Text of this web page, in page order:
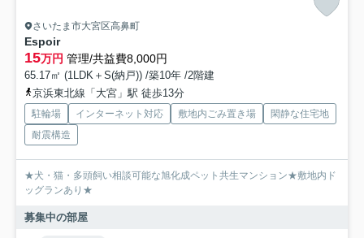
さいたま市大宮区高鼻町
Espoir
15万円 管理/共益費8,000円
65.17㎡ (1LDK＋S(納戸)) /築10年 /2階建
京浜東北線「大宮」駅 徒歩13分
駐輪場 インターネット対応 敷地内ごみ置き場
閑静な住宅地
耐震構造
★犬・猫・多頭飼い相談可能な旭化成ペット共生マンション★敷地内ド
ッグランあり★
募集中の部屋